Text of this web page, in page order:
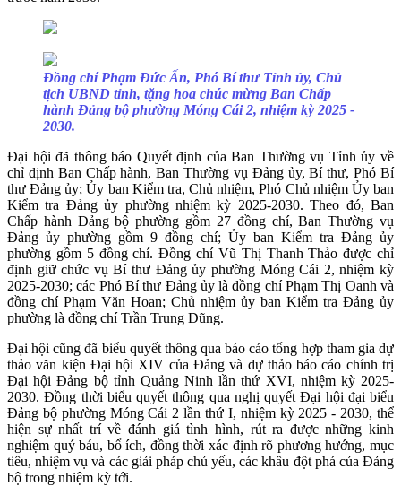
Đồng chí Phạm Đức Ấn, Phó Bí thư Tỉnh ủy, Chủ
tịch UBND tỉnh, tặng hoa chúc mừng Ban Chấp
hành Đảng bộ phường Móng Cái 2, nhiệm kỳ 2025 -
2030.
Đại hội đã thông báo Quyết định của Ban Thường vụ Tỉnh ủy về
chỉ định Ban Chấp hành, Ban Thường vụ Đảng ủy, Bí thư, Phó Bí
thư Đảng ủy; Ủy ban Kiểm tra, Chủ nhiệm, Phó Chủ nhiệm Ủy ban
Kiểm tra Đảng ủy phường nhiệm kỳ 2025-2030. Theo đó, Ban
Chấp hành Đảng bộ phường gồm 27 đồng chí, Ban Thường vụ
Đảng ủy phường gồm 9 đồng chí; Ủy ban Kiểm tra Đảng ủy
phường gồm 5 đồng chí. Đồng chí Vũ Thị Thanh Thảo được chỉ
định giữ chức vụ Bí thư Đảng ủy phường Móng Cái 2, nhiệm kỳ
2025-2030; các Phó Bí thư Đảng ủy là đồng chí Phạm Thị Oanh và
đồng chí Phạm Văn Hoan; Chủ nhiệm ủy ban Kiểm tra Đảng ủy
phường là đồng chí Trần Trung Dũng.
Đại hội cũng đã biểu quyết thông qua báo cáo tổng hợp tham gia dự
thảo văn kiện Đại hội XIV của Đảng và dự thảo báo cáo chính trị
Đại hội Đảng bộ tỉnh Quảng Ninh lần thứ XVI, nhiệm kỳ 2025-
2030. Đồng thời biểu quyết thông qua nghị quyết Đại hội đại biểu
Đảng bộ phường Móng Cái 2 lần thứ I, nhiệm kỳ 2025 - 2030, thể
hiện sự nhất trí về đánh giá tình hình, rút ra được những kinh
nghiệm quý báu, bổ ích, đồng thời xác định rõ phương hướng, mục
tiêu, nhiệm vụ và các giải pháp chủ yếu, các khâu đột phá của Đảng
bộ trong nhiệm kỳ tới.